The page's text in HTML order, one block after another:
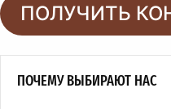
ПОЛУЧИТЬ
ПОЧЕМУ ВЫБИРАЮТ НАС